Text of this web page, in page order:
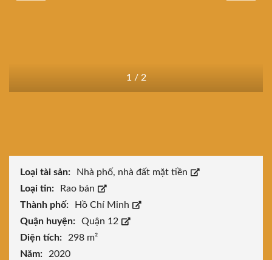
1 / 2
Loại tài sản:
Nhà phố, nhà đất mặt tiền
Loại tin:
Rao bán
Thành phố:
Hồ Chí Minh
Quận huyện:
Quận 12
Diện tích:
298 m²
Năm:
2020